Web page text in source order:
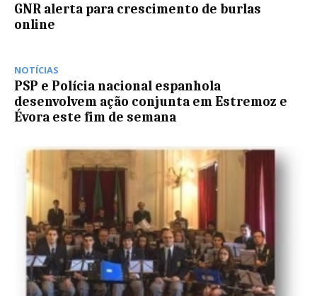
GNR alerta para crescimento de burlas
online
NOTÍCIAS
PSP e Polícia nacional espanhola
desenvolvem ação conjunta em Estremoz e
Évora este fim de semana